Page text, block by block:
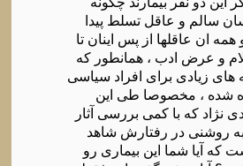
سالم و عاقل تسلط پیدا
ان عاقلها از پس اینان تا
و عرض ادب ، همانطور که
زیادی برای افراد سیاسی
شده ، مخصوصا طی این
نژاد که با کمی بررسی آثار
به روشنی در رفتارش شاهد
که آیا شما این بیماری رو